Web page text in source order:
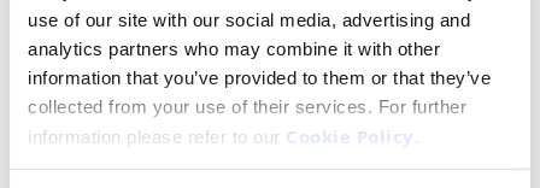
use of our site with our social media, advertising and
analytics partners who may combine it with other
information that you’ve provided to them or that they’ve
collected from your use of their services. For further
information please refer to our Cookie Policy
Το στρες σχετίζεται επίσης με αλλαγές στα βακτήρια
του εντέρου, λόγω της συνεχούς επικοινωνίας
μεταξύ του εγκεφάλου και του εντέρου, μέσω του
άξονα μικροβιώματος εντέρου-εγκεφάλου. Αυτό
σημαίνει ότι οι άνθρωποι που αντιμετωπίζουν